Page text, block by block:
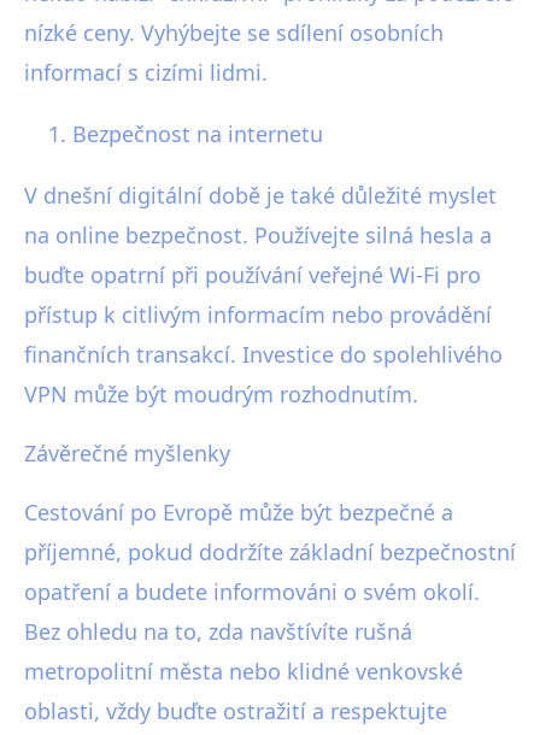
nízké ceny. Vyhýbejte se sdílení osobních
informací s cizími lidmi.
Bezpečnost na internetu
V dnešní digitální době je také důležité myslet
na online bezpečnost. Používejte silná hesla a
buďte opatrní při používání veřejné Wi-Fi pro
přístup k citlivým informacím nebo provádění
finančních transakcí. Investice do spolehlivého
VPN může být moudrým rozhodnutím.
Závěrečné myšlenky
Cestování po Evropě může být bezpečné a
příjemné, pokud dodržíte základní bezpečnostní
opatření a budete informováni o svém okolí.
Bez ohledu na to, zda navštívíte rušná
metropolitní města nebo klidné venkovské
oblasti, vždy buďte ostražití a respektujte